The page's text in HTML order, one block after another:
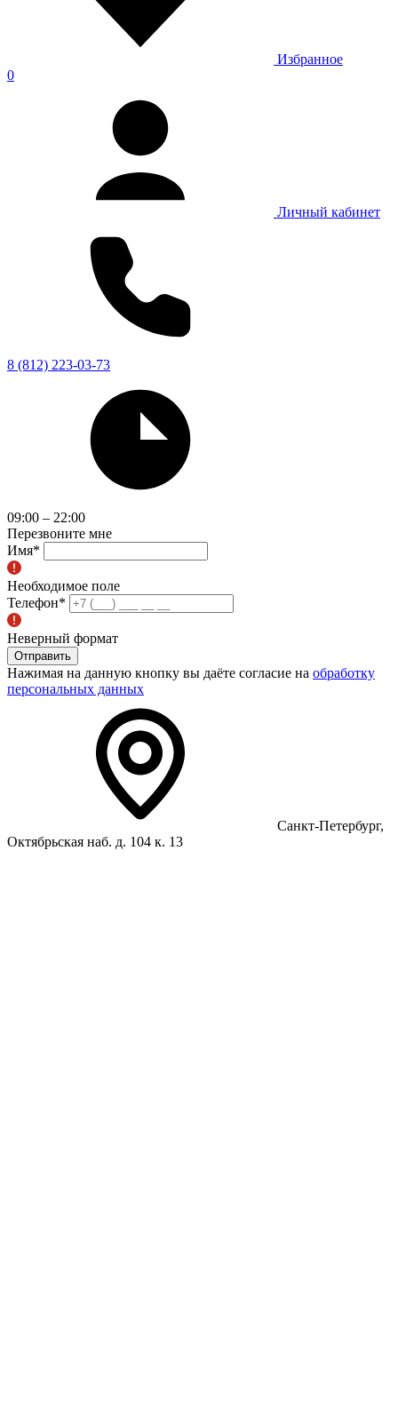
Избранное
0
Личный кабинет
8 (812) 223-03-73
09:00 – 22:00
Перезвоните мне
Имя*
Необходимое поле
Телефон*
Неверный формат
Отправить
Нажимая на данную кнопку вы даёте согласие на обработку
персональных данных
Санкт-Петербург,
Октябрьская наб. д. 104 к. 13